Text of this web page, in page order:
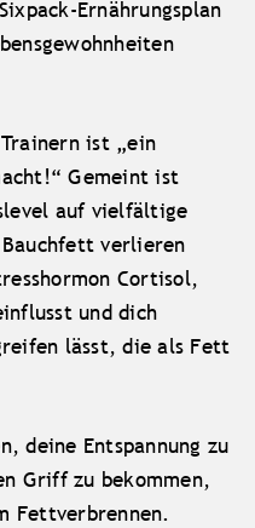
Ernährungsplan
ist „ein
Gemeint ist
auf vielfältige
verlieren
Cortisol,
und dich
lässt, die als Fett
deine Entspannung zu
Griff zu bekommen,
Fettverbrennen.